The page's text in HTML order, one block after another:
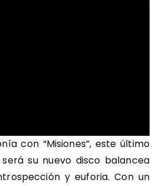
con “Misiones”, este último
su nuevo disco balancea
y euforia. Con un